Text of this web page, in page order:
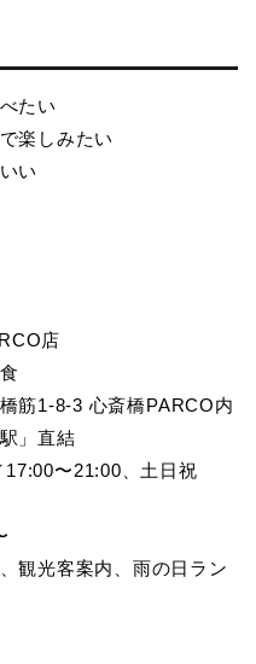
たい
楽しみたい
い
店
筋1-8-3 心斎橋PARCO内
」直結
〜21:00、土日祝
観光客案内、雨の日ラン